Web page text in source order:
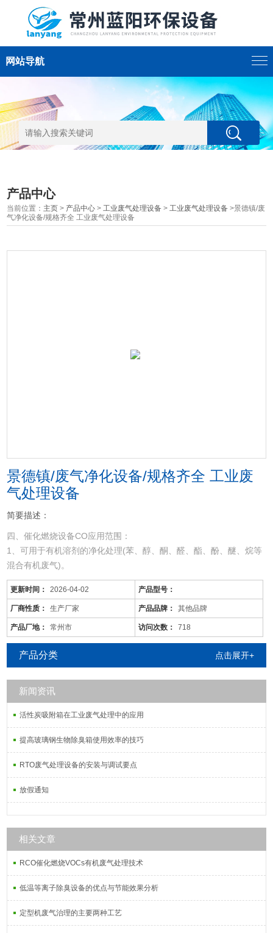
网站导航
产品中心
当前位置： 主页 > 产品中心 >工业废气处理设备 >工业废气处理设备 >景德镇/废
气净化设备/规格齐全 工业废气处理设备
景德镇/废气净化设备/规格齐全 工业废
气处理设备
简要描述：
四、催化燃烧设备CO应用范围：
1、可用于有机溶剂的净化处理(苯、醇、酮、醛、酯、酚、醚、烷等
混合有机废气)。
2、适用于电线、电缆、漆包线、机械、电机、化工、仪表、汽车、
自行车、摩托车、发动机、磁带、塑料、家用电器等行业的有机废气
净化。
3、可用于各种烘道、印铁制罐、表面喷涂。印刷油墨、机电绝缘处
理、皮鞋粘胶等烘干线，净化各工序产生的有机废气。
五、催化燃烧设备CO工艺原
更新时间： 2026-04-02 产品型号：
厂商性质： 生产厂家 产品品牌： 其他品牌
产品厂地： 常州市 访问次数： 718
产品分类 点击展开+
新闻资讯
活性炭吸附箱在工业废气处理中的应用
提高玻璃钢生物除臭箱使用效率的技巧
RTO废气处理设备的安装与调试要点
放假通知
相关文章
RCO催化燃烧VOCs有机废气处理技术
低温等离子除臭设备的优点与节能效果分析
定型机废气治理的主要两种工艺